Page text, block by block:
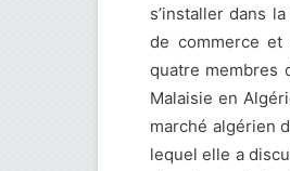
s’installer dans
de commerce et
quatre membres
Malaisie en
marché algérien
lequel elle a